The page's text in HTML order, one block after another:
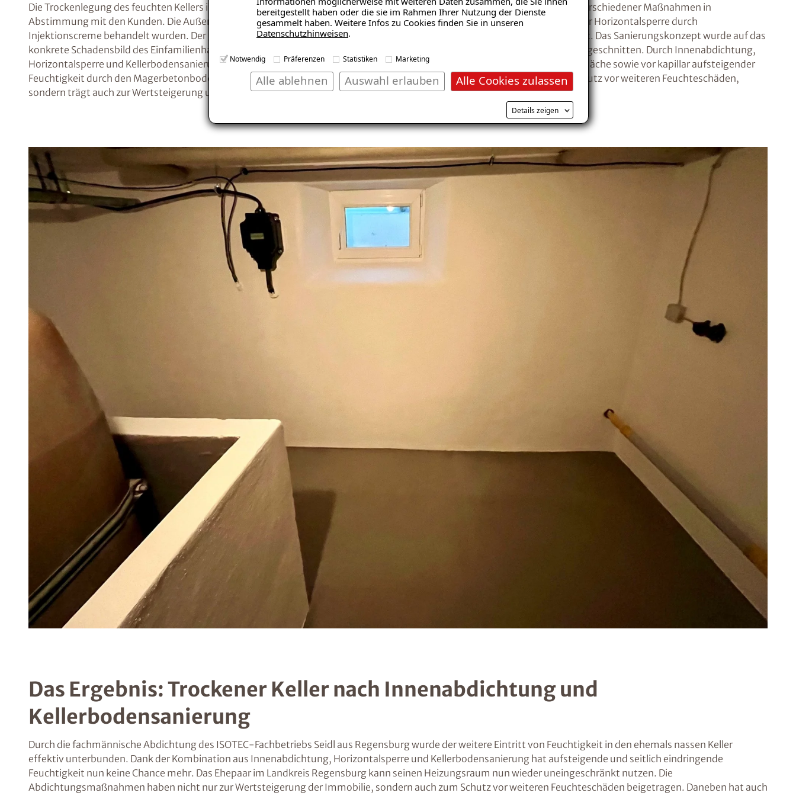
bereitgestellt haben oder die sie im Rahmen Ihrer Nutzung der Dienste
gesammelt haben. Weitere Infos zu Cookies finden Sie in unseren
Datenschutzhinweisen.
Notwendig Präferenzen Statistiken Marketing
Alle Cookies zulassen
Auswahl erlauben
Alle ablehnen
Details zeigen
Die Trockenlegung des feuchten Kellers im Landkreis Regensburg erfolgte durch eine sorgfältig abgestimmte Kombination verschiedener Maßnahmen in
Abstimmung mit den Kunden. Die Außenwände erhielten eine Innenabdichtung, während die innenliegenden Wände mit einer Horizontalsperre durch
Injektionscreme behandelt wurden. Der gesamte Boden des Heizraums wurde im Zuge einer Kellerbodensanierung bearbeitet. Das Sanierungskonzept wurde auf das
konkrete Schadensbild des Einfamilienhauses und die individuellen Anforderungen des Ehepaars im Landkreis Regensburg zugeschnitten. Durch Innenabdichtung,
Horizontalsperre und Kellerbodensanierung wird das Anwesen effektiv vor seitlich eindringender Feuchtigkeit über die Wandfläche sowie vor kapillar aufsteigender
Feuchtigkeit durch den Magerbetonboden geschützt. Diese ganzheitliche Herangehensweise gewährleistet nicht nur den Schutz vor weiteren Feuchteschäden,
sondern trägt auch zur Wertsteigerung und ästhetischen Aufwertung des Heizraums bei.
Das Ergebnis: Trockener Keller nach Innenabdichtung und
Kellerbodensanierung
Durch die fachmännische Abdichtung des ISOTEC-Fachbetriebs Seidl aus Regensburg wurde der weitere Eintritt von Feuchtigkeit in den ehemals nassen Keller
effektiv unterbunden. Dank der Kombination aus Innenabdichtung, Horizontalsperre und Kellerbodensanierung hat aufsteigende und seitlich eindringende
Feuchtigkeit nun keine Chance mehr. Das Ehepaar im Landkreis Regensburg kann seinen Heizungsraum nun wieder uneingeschränkt nutzen. Die
Abdichtungsmaßnahmen haben nicht nur zur Wertsteigerung der Immobilie, sondern auch zum Schutz vor weiteren Feuchteschäden beigetragen. Daneben hat auch